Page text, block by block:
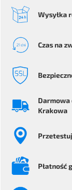
Wysyłka
Czas na
Krakowa
Płatność